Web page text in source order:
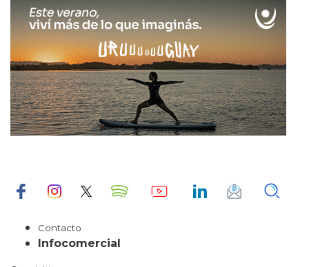
Contacto
Infocomercial